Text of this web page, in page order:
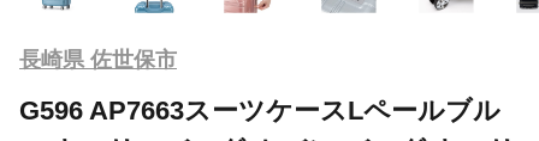
長崎県 佐世保市
G596 AP7663スーツケースLペールブル